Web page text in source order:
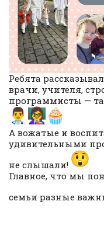
Ребята
врачи, учителя,
программисты —
А вожатые и
удивительными
не слышали!
Главное, что мы
семьи разные